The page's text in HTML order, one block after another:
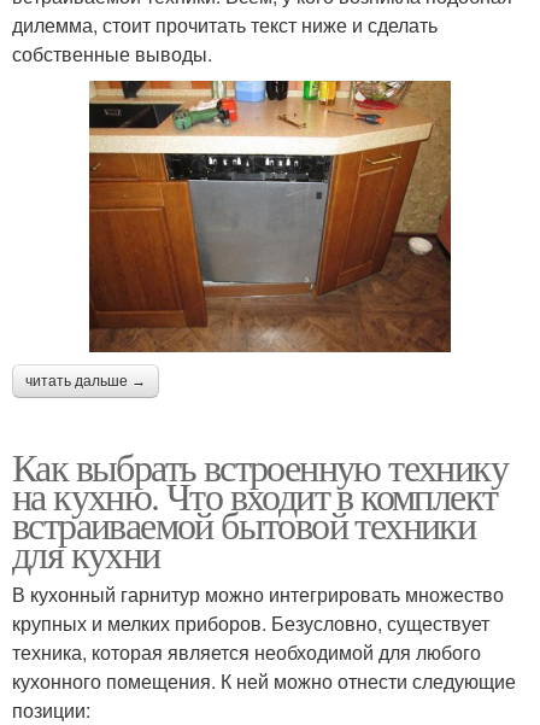
дилемма, стоит прочитать текст ниже и сделать
собственные выводы.
читать дальше →
Как выбрать встроенную технику
на кухню. Что входит в комплект
встраиваемой бытовой техники
для кухни
В кухонный гарнитур можно интегрировать множество
крупных и мелких приборов. Безусловно, существует
техника, которая является необходимой для любого
кухонного помещения. К ней можно отнести следующие
позиции: